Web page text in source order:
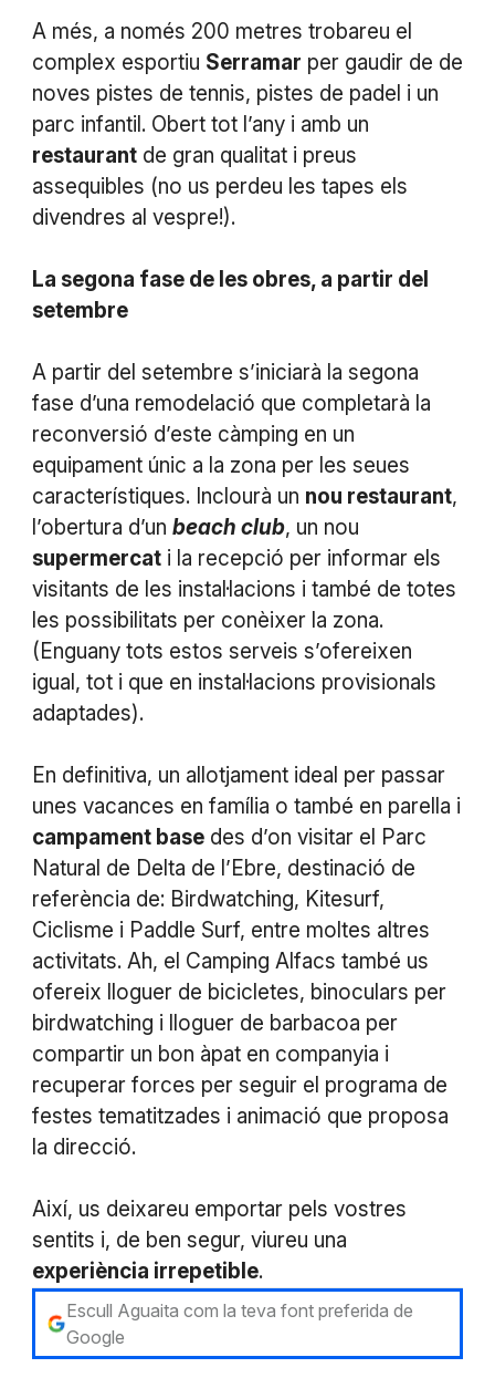
A més, a només 200 metres trobareu el
complex esportiu Serramar per gaudir de de
noves pistes de tennis, pistes de padel i un
parc infantil. Obert tot l’any i amb un
restaurantde gran qualitat i preus
assequibles (no us perdeu les tapes els
divendres al vespre!).
La segona fase de les obres, a partir del
setembre
A partir del setembre s’iniciarà la segona
fase d’una remodelació que completarà la
reconversió d’este càmping en un
equipament únic a la zona per les seues
característiques. Inclourà un nou restaurant,
l’obertura d’un beach club, un nou
supermercati la recepció per informar els
visitants de les instal·lacions i també de totes
les possibilitats per conèixer la zona.
(Enguany tots estos serveis s’ofereixen
igual, tot i que en instal·lacions provisionals
adaptades).
En definitiva, un allotjament ideal per passar
unes vacances en família o també en parella i
campament basedes d’on visitar el Parc
Natural de Delta de l’Ebre, destinació de
referència de: Birdwatching, Kitesurf,
Ciclisme i Paddle Surf, entre moltes altres
activitats. Ah, el Camping Alfacs també us
ofereix lloguer de bicicletes, binoculars per
birdwatching i lloguer de barbacoa per
compartir un bon àpat en companyia i
recuperar forces per seguir el programa de
festes tematitzades i animació que proposa
la direcció.
Així, us deixareu emportar pels vostres
sentits i, de ben segur, viureu una
experiència irrepetible.
Escull Aguaita com la teva font preferida de
Google